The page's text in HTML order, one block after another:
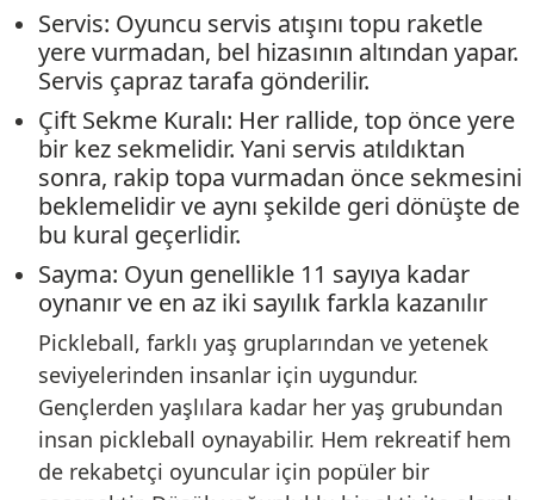
Servis: Oyuncu servis atışını topu raketle
yere vurmadan, bel hizasının altından yapar.
Servis çapraz tarafa gönderilir.
Çift Sekme Kuralı: Her rallide, top önce yere
bir kez sekmelidir. Yani servis atıldıktan
sonra, rakip topa vurmadan önce sekmesini
beklemelidir ve aynı şekilde geri dönüşte de
bu kural geçerlidir.
Sayma: Oyun genellikle 11 sayıya kadar
oynanır ve en az iki sayılık farkla kazanılır
Pickleball, farklı yaş gruplarından ve yetenek
seviyelerinden insanlar için uygundur.
Gençlerden yaşlılara kadar her yaş grubundan
insan pickleball oynayabilir. Hem rekreatif hem
de rekabetçi oyuncular için popüler bir